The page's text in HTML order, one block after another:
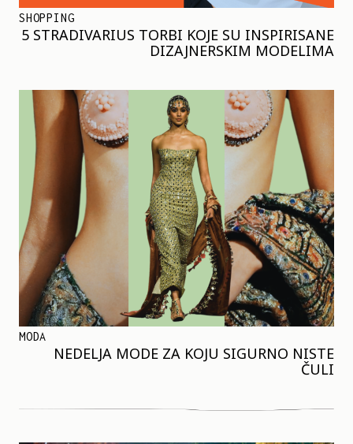
SHOPPING
5 STRADIVARIUS TORBI KOJE SU INSPIRISANE
DIZAJNERSKIM MODELIMA
MODA
NEDELJA MODE ZA KOJU SIGURNO NISTE
ČULI